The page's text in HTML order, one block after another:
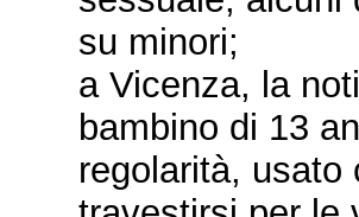
su minori;
a Vicenza, la
bambino di 13
regolarità,